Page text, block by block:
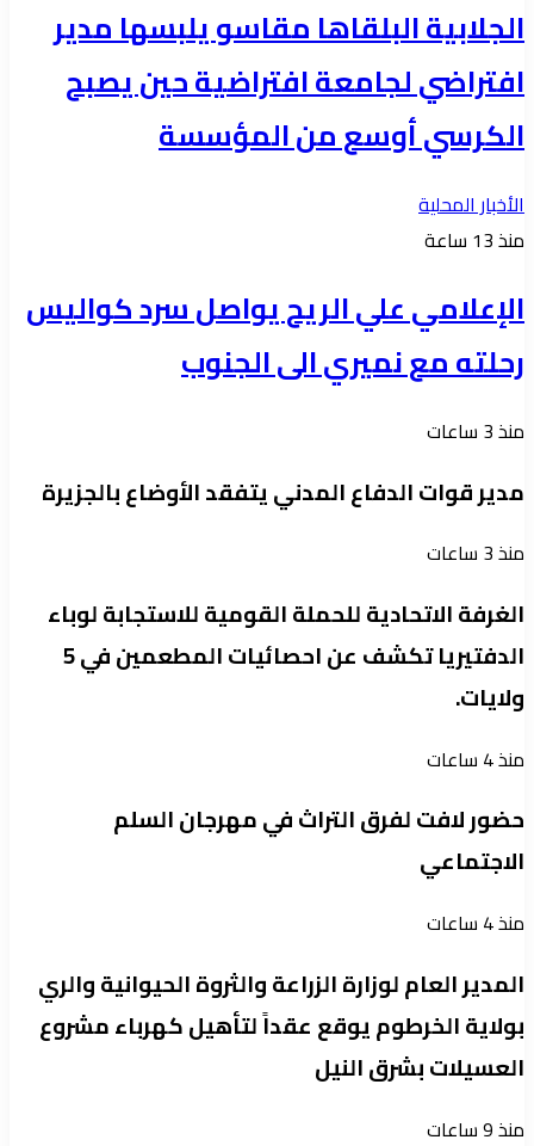
الجلابية البلقاها مقاسو يلبسها ​مدير
افتراضي لجامعة افتراضية حين يصبح
الكرسي أوسع من المؤسسة
الأخبار المحلية
منذ 13 ساعة
الإعلامي علي الريح يواصل سرد كواليس
رحلته مع نميري الى الجنوب
منذ 3 ساعات
مدير قوات الدفاع المدني يتفقد الأوضاع بالجزيرة
منذ 3 ساعات
الغرفة الاتحادية للحملة القومية للاستجابة لوباء
الدفتيريا تكشف عن احصائيات المطعمين في 5
ولايات.
منذ 4 ساعات
حضور لافت لفرق التراث في مهرجان السلم
الاجتماعي
منذ 4 ساعات
المدير العام لوزارة الزراعة والثروة الحيوانية والري
بولاية الخرطوم يوقع عقداً لتأهيل كهرباء مشروع
العسيلات بشرق النيل
منذ 9 ساعات